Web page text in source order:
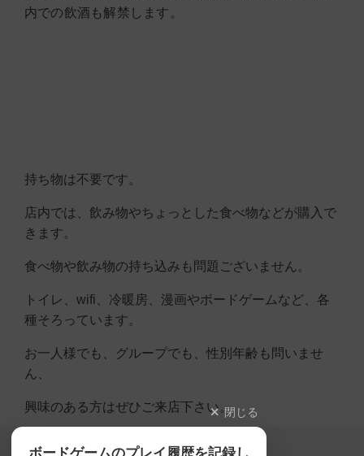
内での飲酒も解禁します。
持ち物は不要です。
店内では、飲み物やちょっとした食べ物などが購入で
きます。
食べ物や飲み物の持ち込みも問題ございません。
トイレ、wifi、冷暖房、漫画やボードゲームなど、各
種そろっています。
お一人様でも、グループでも、性別年齢も問いませ
ん、
興味のある方はぜひご来店下さい。閉じる